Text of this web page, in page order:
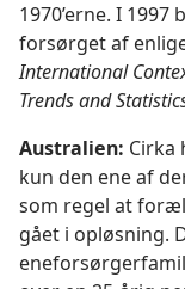
1970’erne. I
forsørget af
International
Trends and
Australien: Cirka
kun den ene af
som regel at
gået i opløsning.